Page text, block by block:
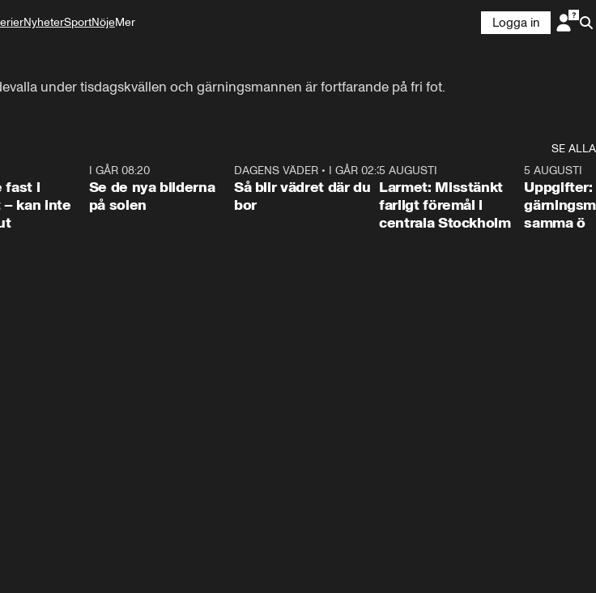
NyheterSportNöjeMer
Logga in
under tisdagskvällen och gärningsmannen är fortfarande på fri fot.
SE ALLA
fast i
– kan inte
I GÅR 08:20
Se de nya bilderna
på solen
1:06
DAGENS VÄDER• I GÅR 02:30
Så blir vädret där du
bor
0:35
5 AUGUSTI
Larmet: Misstänkt
farligt föremål i
centrala Stockholm
5 AUGUSTI
Uppgifter:
samma ö